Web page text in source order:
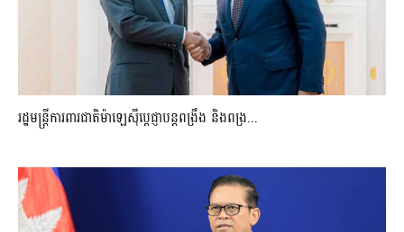
រដ្ឋមន្ត្រីការពារជាតិម៉ាឡេស៊ីប្ដេជ្ញាបន្តពង្រឹង និងពង្រ...